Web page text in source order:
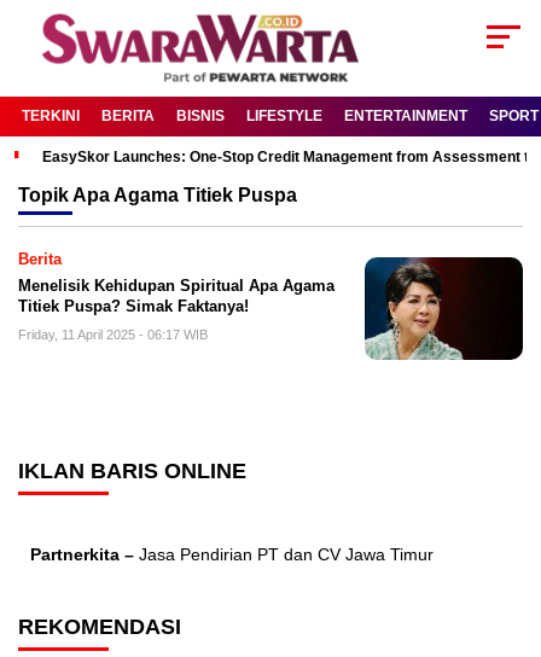
TERKINI BERITA BISNIS LIFESTYLE ENTERTAINMENT SPORT
EasySkor Launches: One-Stop Credit Management from Assessment
TopikApa Agama Titiek Puspa
Berita
Menelisik Kehidupan Spiritual Apa Agama
Titiek Puspa? Simak Faktanya!
Friday, 11 April 2025 - 06:17 WIB
IKLAN BARIS ONLINE
Partnerkita – Jasa Pendirian PT dan CV Jawa Timur
REKOMENDASI